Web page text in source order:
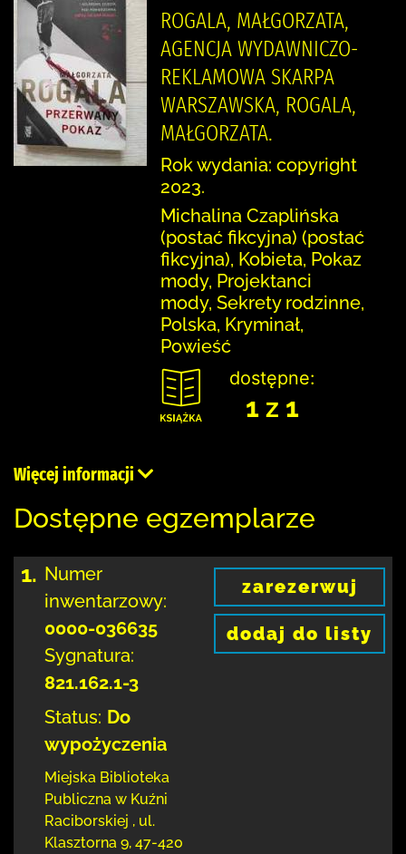
ROGALA, MAŁGORZATA,
AGENCJA WYDAWNICZO-
REKLAMOWA SKARPA
WARSZAWSKA, ROGALA,
MAŁGORZATA.
Rok wydania: copyright
2023.
Michalina Czaplińska
(postać fikcyjna) (postać
fikcyjna), Kobieta, Pokaz
mody, Projektanci
mody, Sekrety rodzinne,
Polska, Kryminał,
Powieść
dostępne:
1 z 1
Więcej informacji
Dostępne egzemplarze
1. Numer
inwentarzowy:
0000-036635
Sygnatura:
821.162.1-3
Status: Do
wypożyczenia
Miejska Biblioteka
Publiczna w Kuźni
Raciborskiej , ul.
Klasztorna 9, 47-420
zarezerwuj
dodaj do listy